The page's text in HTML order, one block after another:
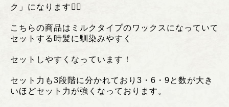
ク」になります❤️‍🔥
こちらの商品はミルクタイプのワックスになっていて
セットする時髪に馴染みやすく
セットしやすくなっています！
セット力も3段階に分かれており3・6・9と数が大き
いほどセット力が強くなっております。